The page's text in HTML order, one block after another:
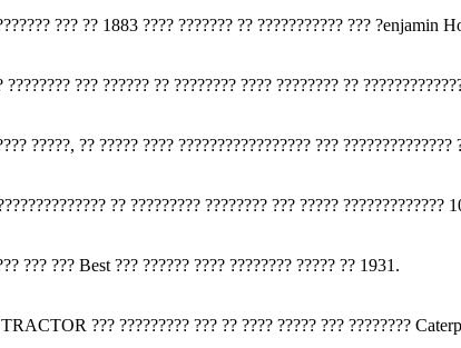
??? ?? 1883 ???? ??????? ?? ??????????? ??? ?enjamin
??? ?????? ?? ???????? ???? ???????? ??
?????, ?? ????? ???? ????????????????? ???
?? ????????? ???????? ??? ????? ?????????????
??? ??? Best ??? ?????? ???? ???????? ????? ?? 1931.
??? ????????? ??? ?? ???? ????? ??? ????????